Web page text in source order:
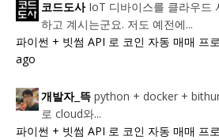
코드도사 IoT 디바이스를 클라우드
하고 계시는군요. 저도 예전에...
파이썬 + 빗썸 API 로 코인 자동 매매 프
ago
개발자_뜩 python + docker +
로 cloud와...
파이썬 + 빗썸 API 로 코인 자동 매매 프